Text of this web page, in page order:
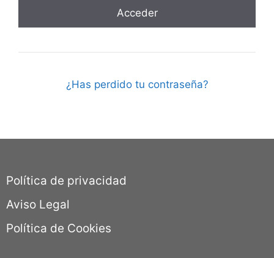
¿Has perdido tu contraseña?
Política de privacidad
Aviso Legal
Política de Cookies